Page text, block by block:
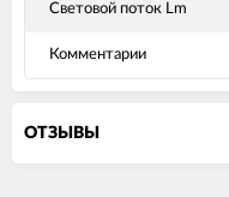
Световой поток Lm
Комментарии
ОТЗЫВЫ